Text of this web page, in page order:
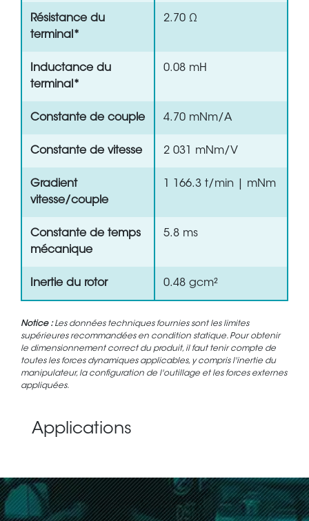
Résistance du
terminal*
2.70 Ω
Inductance du
terminal*
0.08 mH
Constante de couple 4.70 mNm/A
Constante de vitesse 2 031 mNm/V
Gradient
vitesse/couple
1 166.3 t/min | mNm
Constante de temps
mécanique
5.8 ms
Inertie du rotor 0.48 gcm²
Notice :Les données techniques fournies sont les limites
supérieures recommandées en condition statique. Pour obtenir
le dimensionnement correct du produit, il faut tenir compte de
toutes les forces dynamiques applicables, y compris l'inertie du
manipulateur, la configuration de l'outillage et les forces externes
appliquées.
Applications